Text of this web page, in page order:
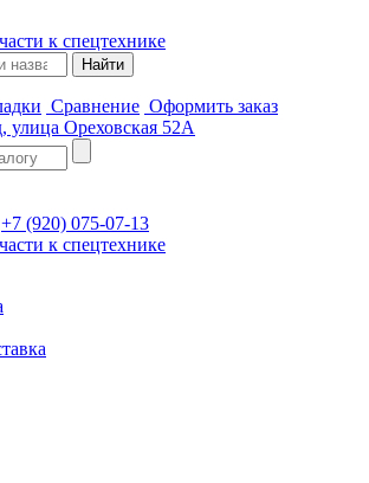
Сравнение Оформить заказ
Ореховская 52А
+7 (920) 075-07-13